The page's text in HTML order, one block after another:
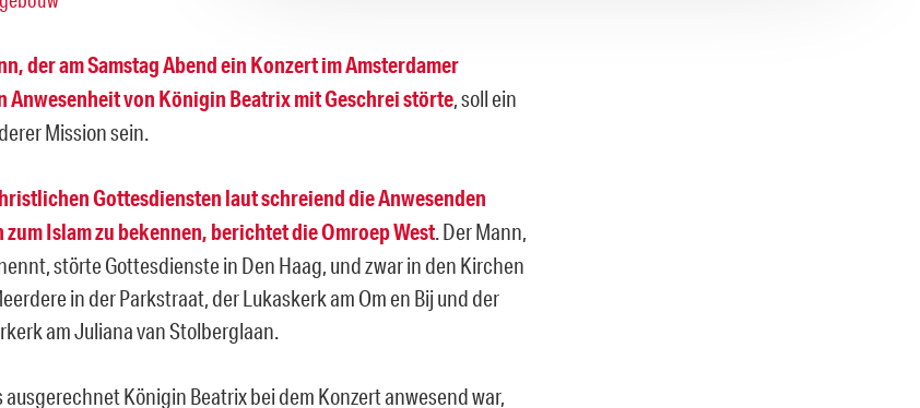
der am Samstag Abend ein Konzert im Amsterdamer
Anwesenheit von Königin Beatrix mit Geschrei störte, soll ein
Mission sein.
Gottesdiensten laut schreiend die Anwesenden
Islam zu bekennen, berichtet die Omroep West. Der Mann,
störte Gottesdienste in Den Haag, und zwar in den Kirchen
in der Parkstraat, der Lukaskerk am Om en Bij und der
am Juliana van Stolberglaan.
ausgerechnet Königin Beatrix bei dem Konzert anwesend war,